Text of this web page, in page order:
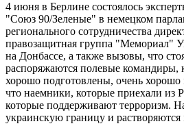
4 июня в Берлине состоялось
"Союз 90/Зеленые" в немецком
регионального сотрудничества
правозащитная группа "Мемориал"
на Донбассе, а также вызовы, что
распоряжаются полевые командиры,
хорошо подготовлены, очень
что наемники, которые приехали из
которые поддерживают терроризм.
украинскую границу и